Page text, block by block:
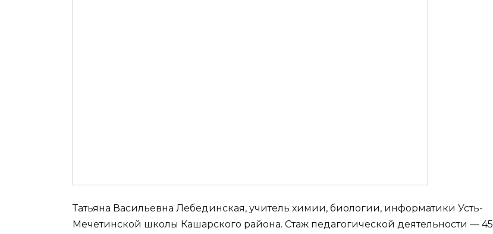
Татьяна Васильевна Лебединская, учитель химии, биологии, информатики Усть-
Мечетинской школы Кашарского района. Стаж педагогической деятельности — 45